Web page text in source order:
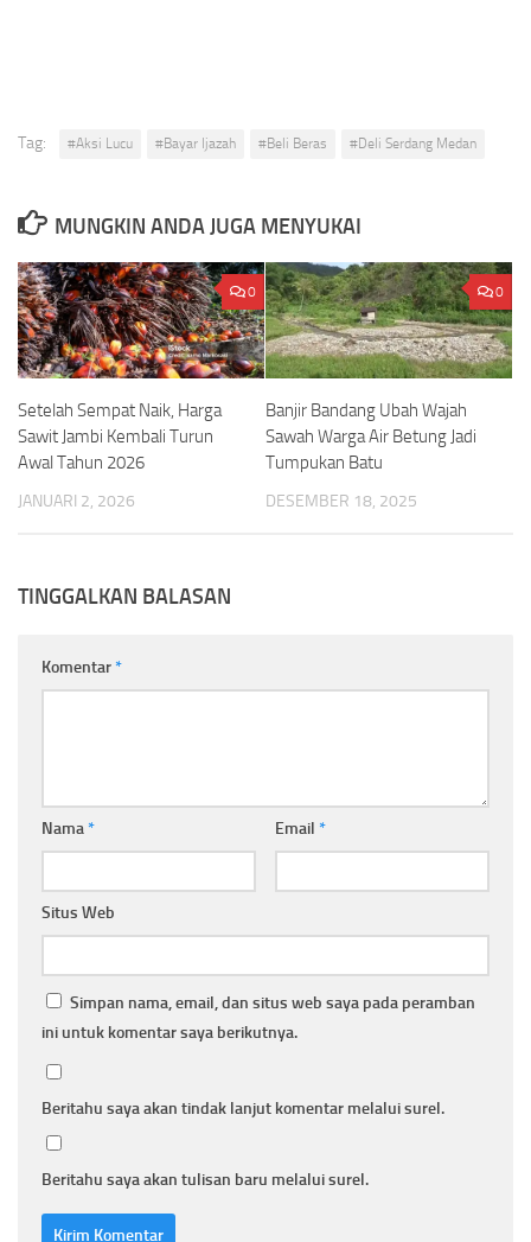
Tag: #Aksi Lucu #Bayar Ijazah #Beli Beras #Deli Serdang Medan
MUNGKIN ANDA JUGA MENYUKAI
0
Setelah Sempat Naik, Harga
Sawit Jambi Kembali Turun
Awal Tahun 2026
JANUARI 2, 2026
0
Banjir Bandang Ubah Wajah
Sawah Warga Air Betung Jadi
Tumpukan Batu
DESEMBER 18, 2025
TINGGALKAN BALASAN
Komentar*
Nama* Email *
Situs Web
Simpan nama, email, dan situs web saya pada peramban
ini untuk komentar saya berikutnya.
Beritahu saya akan tindak lanjut komentar melalui surel.
Beritahu saya akan tulisan baru melalui surel.